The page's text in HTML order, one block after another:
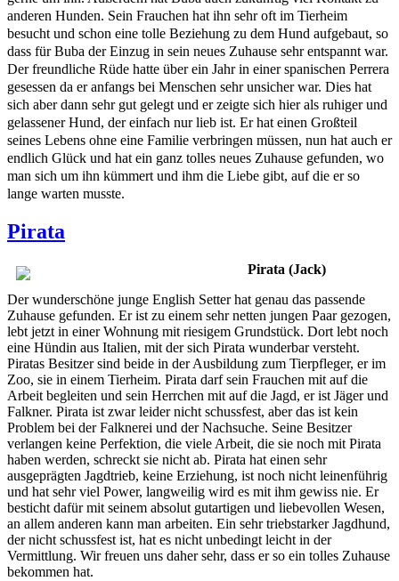
anderen Hunden. Sein Frauchen hat ihn sehr oft im Tierheim
besucht und schon eine tolle Beziehung zu dem Hund aufgebaut, so
dass für Buba der Einzug in sein neues Zuhause sehr entspannt war.
Der freundliche Rüde hatte über ein Jahr in einer spanischen Perrera
gesessen da er anfangs bei Menschen sehr unsicher war. Dies hat
sich aber dann sehr gut gelegt und er zeigte sich hier als ruhiger und
gelassener Hund, der einfach nur lieb ist. Er hat einen Großteil
seines Lebens ohne eine Familie verbringen müssen, nun hat auch er
endlich Glück und hat ein ganz tolles neues Zuhause gefunden, wo
man sich um ihn kümmert und ihm die Liebe gibt, auf die er so
lange warten musste.
Pirata
Pirata (Jack)
Der wunderschöne junge English Setter hat genau das passende
Zuhause gefunden. Er ist zu einem sehr netten jungen Paar gezogen,
lebt jetzt in einer Wohnung mit riesigem Grundstück. Dort lebt noch
eine Hündin aus Italien, mit der sich Pirata wunderbar versteht.
Piratas Besitzer sind beide in der Ausbildung zum Tierpfleger, er im
Zoo, sie in einem Tierheim. Pirata darf sein Frauchen mit auf die
Arbeit begleiten und sein Herrchen mit auf die Jagd, er ist Jäger und
Falkner. Pirata ist zwar leider nicht schussfest, aber das ist kein
Problem bei der Falknerei und der Nachsuche. Seine Besitzer
verlangen keine Perfektion, die viele Arbeit, die sie noch mit Pirata
haben werden, schreckt sie nicht ab. Pirata hat einen sehr
ausgeprägten Jagdtrieb, keine Erziehung, ist noch nicht leinenführig
und hat sehr viel Power, langweilig wird es mit ihm gewiss nie. Er
besticht dafür mit seinem absolut gutartigen und liebevollen Wesen,
an allem anderen kann man arbeiten. Ein sehr triebstarker Jagdhund,
der nicht schussfest ist, hat es nicht unbedingt leicht in der
Vermittlung. Wir freuen uns daher sehr, dass er so ein tolles Zuhause
bekommen hat.